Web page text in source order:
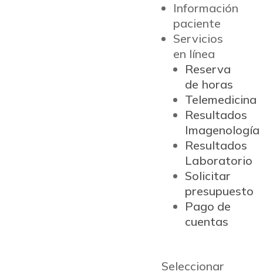
Información
paciente
Servicios
en línea
Reserva
de horas
Telemedicina
Resultados
Imagenología
Resultados
Laboratorio
Solicitar
presupuesto
Pago de
cuentas
Seleccionar